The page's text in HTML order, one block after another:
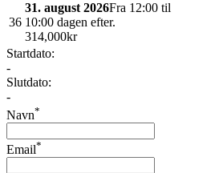
36
31. august 2026Fra 12:00 til
10:00 dagen efter.
314,000kr
Startdato:
-
Slutdato:
-
Navn*
Email*